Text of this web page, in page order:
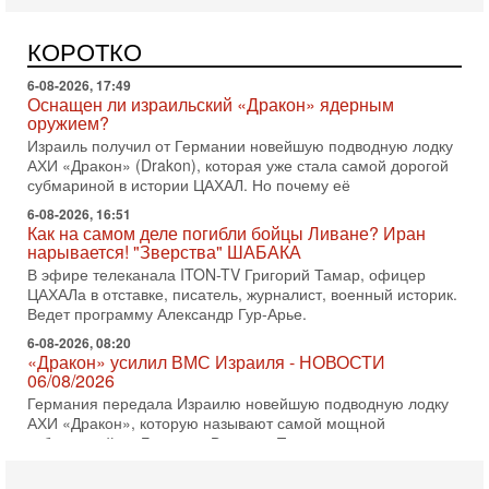
КОРОТКО
политическим раскладом сил, если арабский список
6-08-2026, 17:49
Оснащен ли израильский «Дракон» ядерным
оружием?
Израиль получил от Германии новейшую подводную лодку
АХИ «Дракон» (Drakon), которая уже стала самой дорогой
субмариной в истории ЦАХАЛ. Но почему её
6-08-2026, 16:51
Как на самом деле погибли бойцы Ливане? Иран
нарывается! "Зверства" ШАБАКА
В эфире телеканала ITON-TV Григорий Тамар, офицер
ЦАХАЛа в отставке, писатель, журналист, военный историк.
Ведет программу Александр Гур-Арье.
6-08-2026, 08:20
«Дракон» усилил ВМС Израиля - НОВОСТИ
06/08/2026
Германия передала Израилю новейшую подводную лодку
АХИ «Дракон», которую называют самой мощной
субмариной на Ближнем Востоке. Передача прошла на